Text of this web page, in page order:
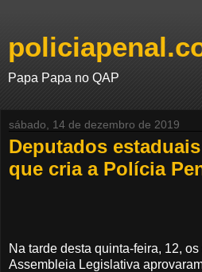
Papa Papa no QAP
sábado, 14 de dezembro de 2019
Deputados
que cria a Polícia
Na tarde desta quinta-feira, 12,
Assembleia Legislativa